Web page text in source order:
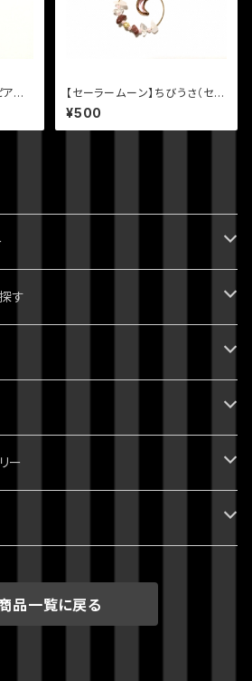
スV
【セーラームーン】ちびうさ（セー
ラーちびムーン）イメージ天然石
と月のピアス
¥500
ド
す
っこいい
ー
品一覧に戻る